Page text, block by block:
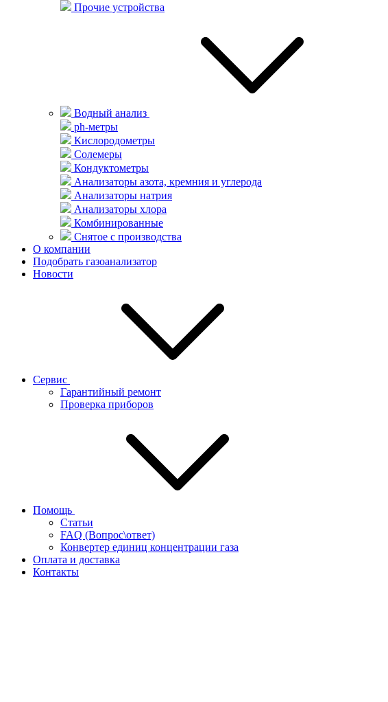
Прочие устройства
Водный анализ
ph-метры
Кислородометры
Солемеры
Кондуктометры
Анализаторы азота, кремния и углерода
Анализаторы натрия
Анализаторы хлора
Комбинированные
Снятое с производства
О компании
Подобрать газоанализатор
Новости
Сервис
Гарантийный ремонт
Проверка приборов
Помощь
Статьи
FAQ (Вопрос\ответ)
Конвертер единиц концентрации газа
Оплата и доставка
Контакты